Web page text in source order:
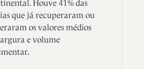
Houve 41% das
que já recuperaram ou
os valores médios
e volume